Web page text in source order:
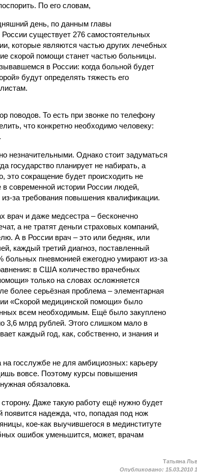
По его словам,
день, по данным главы
существует 276 самостоятельных
которые являются частью других лечебных
скорой помощи станет частью больницы.
в России: когда больной будет
будут определять тяжесть его
поводов. То есть при звонке по телефону
что конкретно необходимо человеку:
незначительными. Однако стоит задуматься
государство планирует не набирать, а
это сокращение будет происходить не
современной истории России людей,
за требования повышения квалификации.
врач и даже медсестра – бесконечно
а не тратят деньги страховых компаний,
А в России врач – это или бедняк, или
каждый третий диагноз, поставленный
пневмонией ежегодно умирают из-за
в США количество врачебных
только на словах осложняется
более серьёзная проблема – элементарная
«Скорой медицинской помощи» было
всем необходимым. Ещё было закуплено
3,6 млрд рублей. Этого слишком мало в
каждый год, как, собственно, и знания и
госслужбе не для амбициозных: карьеру
вовсе. Поэтому курсы повышения
обязаловка.
Даже такую работу ещё нужно будет
надежда, что, попадая под нож
кое-как выучившегося в мединституте
ошибок уменьшится, может, врачам
Татьяна
Опубликовано: 15.03.2010